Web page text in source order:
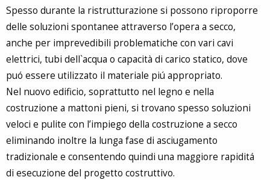
Spesso durante la ristrutturazione si possono riproporre
delle soluzioni spontanee attraverso l’opera a secco,
anche per imprevedibili problematiche con vari cavi
elettrici, tubi dell`acqua o capacità di carico statico, dove
puó essere utilizzato il materiale piú appropriato.
Nel nuovo edificio, soprattutto nel legno e nella
costruzione a mattoni pieni, si trovano spesso soluzioni
veloci e pulite con l’impiego della costruzione a secco
eliminando inoltre la lunga fase di asciugamento
tradizionale e consentendo quindi una maggiore rapiditá
di esecuzione del progetto costruttivo.